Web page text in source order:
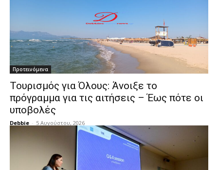
Προτεινόμενα
Τουρισμός για Όλους: Άνοιξε το
πρόγραμμα για τις αιτήσεις – Έως πότε οι
υποβολές
Debbie - 5 Αυγούστου, 2026